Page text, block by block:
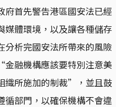
府首先警告港區國安法已經
媒體環境，以及讓各種儲存
分析完國安法所帶來的風險
融機構應該要特別注意美
織所施加的制裁”，並且鼓
部門，以確保機構不會違